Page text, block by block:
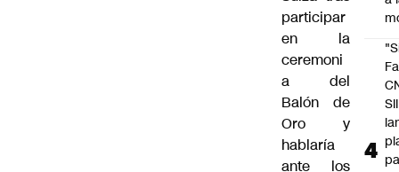
participar
en la
ceremoni
a del
Balón de
Oro y
hablaría
ante los
SII